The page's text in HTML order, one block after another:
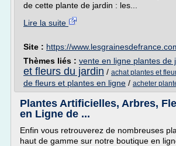
de cette plante de jardin : les...
Lire la suite
Site : https://
Thèmes liés : vente en ligne plantes de
et fleurs du jardin / achat plantes et
de fleurs et plantes en ligne / acheter
Plantes Artificielles, Arbres,
en Ligne de ...
Enfin vous retrouverez de nombreuses
haut de gamme sur notre boutique en